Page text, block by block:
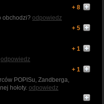
+ 8
obchodzi? odpowiedz
+ 5
+ 1
odpowiedz
+ 1
POPISu, Zandberga,
hołoty. odpowiedz